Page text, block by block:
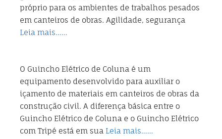
próprio para os ambientes de trabalhos pesados
em canteiros de obras. Agilidade, segurança
Leia mais……
O Guincho Elétrico de Coluna é um
equipamento desenvolvido para auxiliar o
içamento de materiais em canteiros de obras da
construção civil. A diferença básica entre o
Guincho Elétrico de Coluna e o Guincho Elétrico
com Tripé está em sua Leia mais……